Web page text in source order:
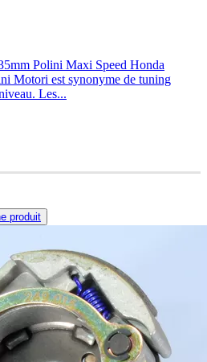
Polini Maxi Speed Honda
Motori est synonyme de tuning
Les...
produit